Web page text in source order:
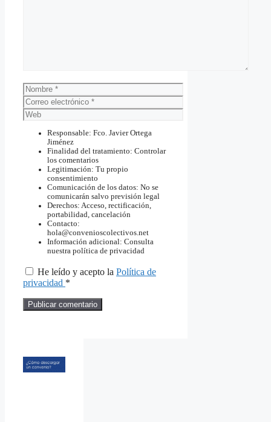
Nombre
Correo
electrónico
Web
Responsable: Fco. Javier Ortega
Jiménez
Finalidad del tratamiento: Controlar
los comentarios
Legitimación: Tu propio
consentimiento
Comunicación de los datos: No se
comunicarán salvo previsión legal
Derechos: Acceso, rectificación,
portabilidad, cancelación
Contacto:
hola@convenioscolectivos.net
Información adicional: Consulta
nuestra política de privacidad
He leído y acepto la Política de
privacidad *